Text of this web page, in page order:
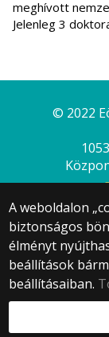
meghívott
Jelenleg 3
A weboldalon
biztonságos
élményt
beállítások
beállításaiban.
© 2022